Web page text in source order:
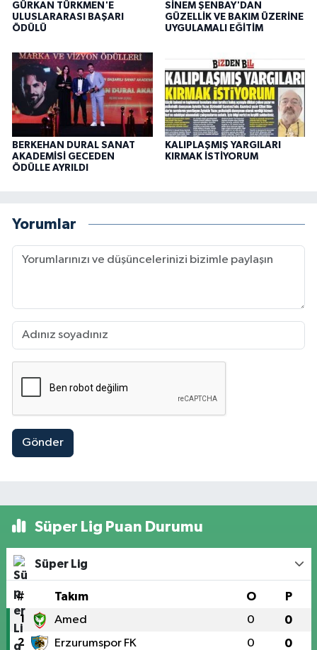
GÜRKAN TÜRKMEN'E
ULUSLARARASI BAŞARI
ÖDÜLÜ
SİNEM ŞENBAY'DAN
GÜZELLİK VE BAKIM ÜZERİNE
UYGULAMALI EĞİTİM
BERKEHAN DURAL SANAT
AKADEMİSİ GECEDEN
ÖDÜLLE AYRILDI
KALIPLAŞMIŞ YARGILARI
KIRMAK İSTİYORUM
Yorumlar
Gönder
Süper Lig Puan Durumu
Süper Lig
# Takım O P
1 Amed 0 0
2 Erzurumspor FK 0 0